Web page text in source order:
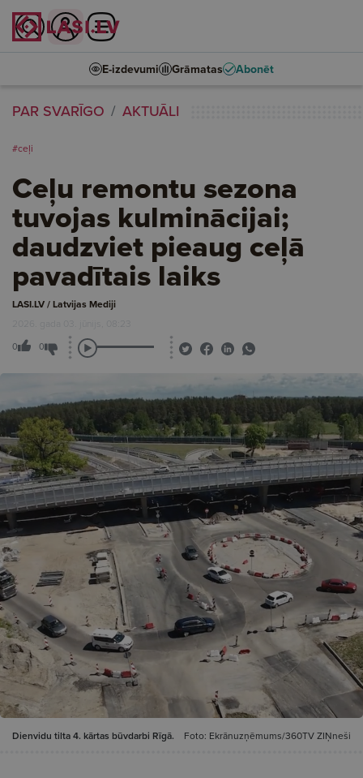
E-izdevumi Grāmatas Abonēt
PAR SVARĪGO AKTUĀLI
#ceļi
Ceļu remontu sezona
tuvojas kulminācijai;
daudzviet pieaug ceļā
pavadītais laiks
LASI.LV / Latvijas Mediji
2026. gada 03. jūnijs, 08:23
0 0
Dienvidu tilta 4. kārtas būvdarbi Rīgā. Foto: Ekrānuzņēmums/360TV ZIŅneši